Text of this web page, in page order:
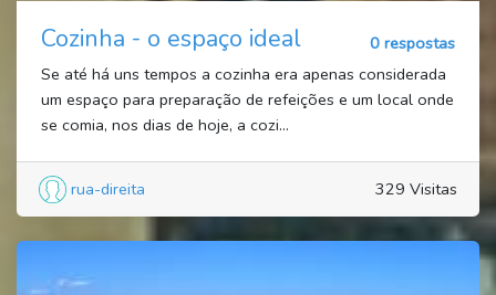
Cozinha - o espaço ideal
0 respostas
Se até há uns tempos a cozinha era apenas considerada
um espaço para preparação de refeições e um local onde
se comia, nos dias de hoje, a cozi...
rua-direita 329 Visitas